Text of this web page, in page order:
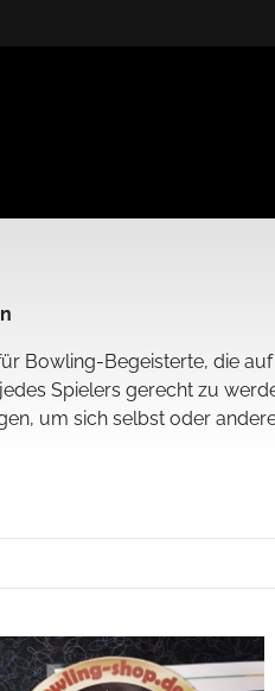
Bowling-Begeisterte, die
Spielers gerecht zu
um sich selbst oder